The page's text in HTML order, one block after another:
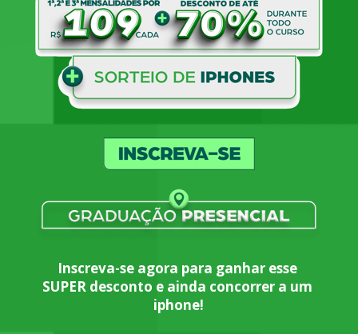
Inscreva-se agora para ganhar esse
SUPER desconto e ainda concorrer a um
iphone!